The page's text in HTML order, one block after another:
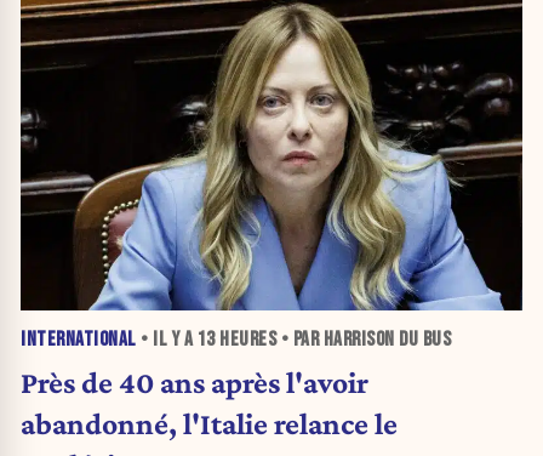
INTERNATIONAL • IL Y A 13 HEURES• PAR HARRISON DU BUS
Près de 40 ans après l'avoir
abandonné, l'Italie relance le